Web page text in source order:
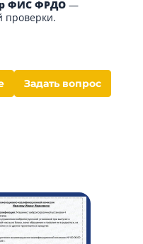
ФИС ФРДО —
проверки.
Задать вопрос